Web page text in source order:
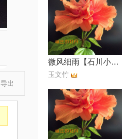
导出
微风细雨【石川小町怀旧版】
玉文竹